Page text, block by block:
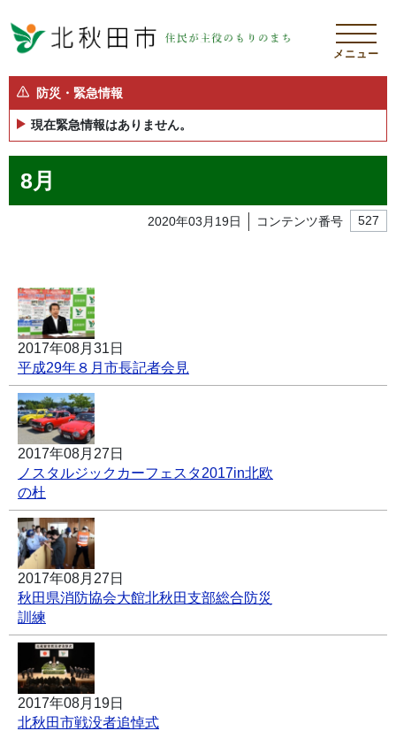
メニュー
防災・緊急情報
現在緊急情報はありません。
8月
2020年03月19日 コンテンツ番号 527
2017年08月31日
平成29年８月市長記者会見
2017年08月27日
ノスタルジックカーフェスタ2017in北欧
の杜
2017年08月27日
秋田県消防協会大館北秋田支部総合防災
訓練
2017年08月19日
北秋田市戦没者追悼式